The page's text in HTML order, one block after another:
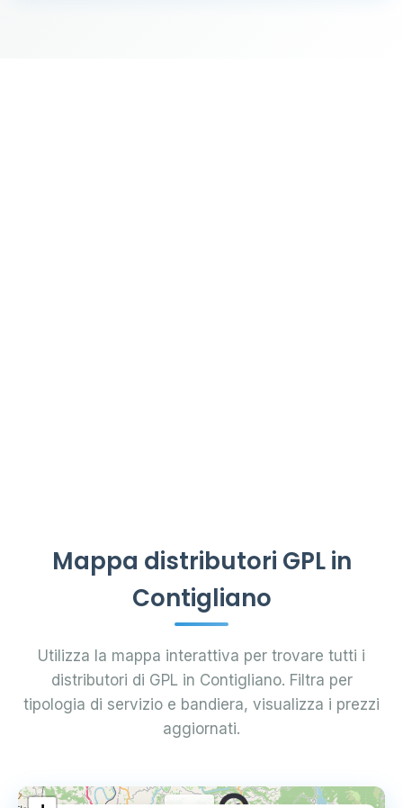
Mappa distributori GPL in
Contigliano
Utilizza la mappa interattiva per trovare tutti i
distributori di GPL in Contigliano. Filtra per
tipologia di servizio e bandiera, visualizza i prezzi
aggiornati.